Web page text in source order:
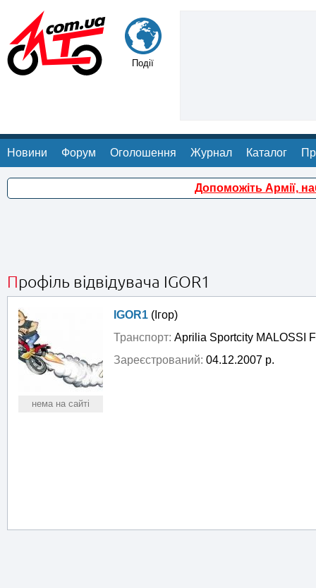
Події
Новини Форум Оголошення Журнал Каталог
Допоможіть Армії,
Профіль відвідувача IGOR1
нема на сайті
IGOR1 (Ігор)
Транспорт: Aprilia Sportcity MALOSSI
Зареєстрований: 04.12.2007 р.